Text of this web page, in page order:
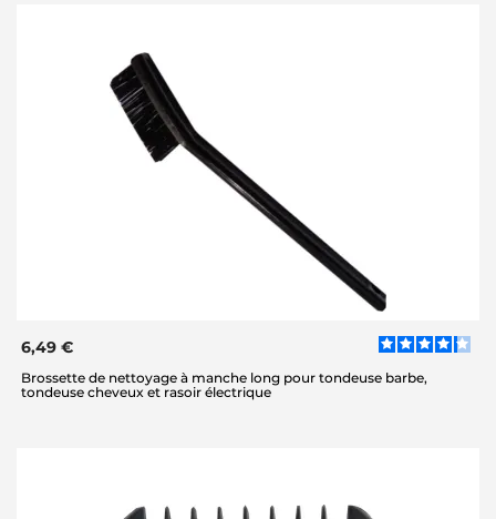
6,49 €
Brossette de nettoyage à manche long pour tondeuse barbe,
tondeuse cheveux et rasoir électrique